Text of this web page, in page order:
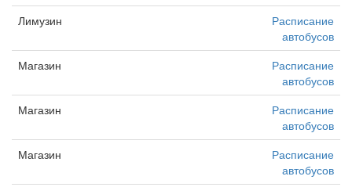
Лимузин
Расписание
автобусов
Магазин
Расписание
автобусов
Магазин
Расписание
автобусов
Магазин
Расписание
автобусов